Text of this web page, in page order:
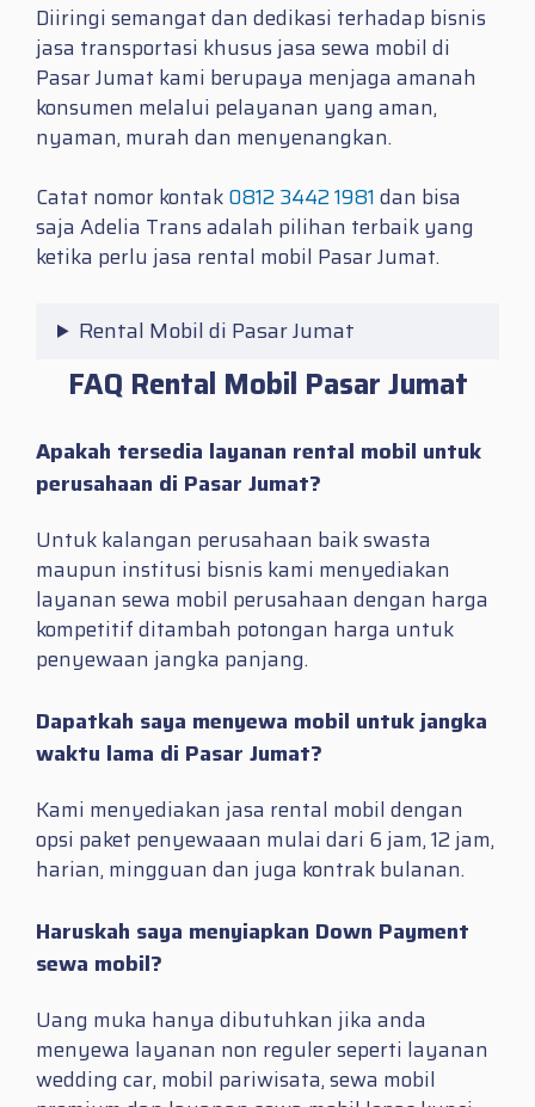
Diiringi semangat dan dedikasi terhadap bisnis
jasa transportasi khusus jasa sewa mobil di
Pasar Jumat kami berupaya menjaga amanah
konsumen melalui pelayanan yang aman,
nyaman, murah dan menyenangkan.
Catat nomor kontak0812 3442 1981dan bisa
saja Adelia Trans adalah pilihan terbaik yang
ketika perlu jasa rental mobil Pasar Jumat.
Rental Mobil di Pasar Jumat
FAQ Rental Mobil Pasar Jumat
Apakah tersedia layanan rental mobil untuk
perusahaan di Pasar Jumat?
Untuk kalangan perusahaan baik swasta
maupun institusi bisnis kami menyediakan
layanan sewa mobil perusahaan dengan harga
kompetitif ditambah potongan harga untuk
penyewaan jangka panjang.
Dapatkah saya menyewa mobil untuk jangka
waktu lama di Pasar Jumat?
Kami menyediakan jasa rental mobil dengan
opsi paket penyewaaan mulai dari 6 jam, 12 jam,
harian, mingguan dan juga kontrak bulanan.
Haruskah saya menyiapkan Down Payment
sewa mobil?
Uang muka hanya dibutuhkan jika anda
menyewa layanan non reguler seperti layanan
wedding car, mobil pariwisata, sewa mobil